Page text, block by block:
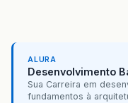
ALURA
Desenvolvimento
Sua Carreira em
fundamentos à